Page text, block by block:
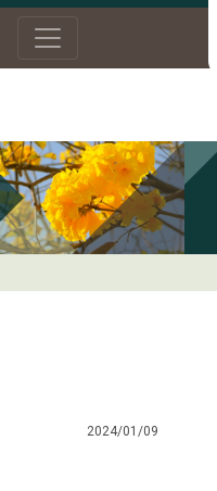
2024/01/09